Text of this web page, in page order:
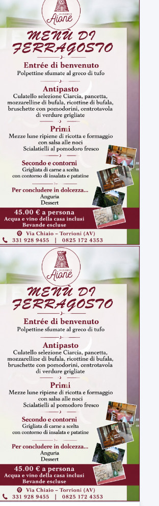
ULTIMI VIDEO
TUTTI I VIDEO
▶
6 AGOSTO 2026 CRONACA
Trovato in casa 42enne in una
pozza di sangue, giallo a viale Italia
Ritrovato senza vita il corpo di un 42enne
in un...